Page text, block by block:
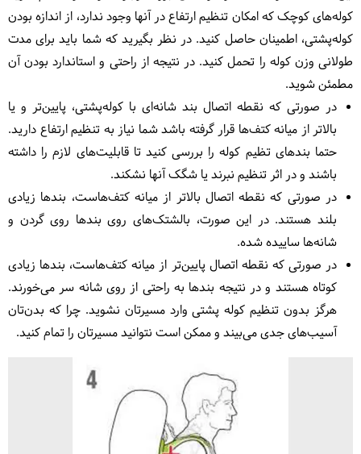
کوله‌های کوچک که امکان تنظیم ارتفاع در آنها وجود ندارد، از اندازه بودن
کوله‌پشتی، اطمینان حاصل کنید. در نظر بگیرید که شما باید برای مدت
طولانی وزن کوله را تحمل کنید. در نتیجه از راحتی و استاندارد بودن آن
مطمئن شوید.
در صورتی که نقطه اتصال بند شانه‌ای با کوله‌پشتی، پایین‌تر و یا
بالاتر از میانه کتف‌ها قرار گرفته باشد شما نیاز به تنظیم ارتفاع دارید.
حتما بندهای تظیم کوله را بررسی کنید تا قابلیت‌های لازم را داشته
باشند و در اثر تنظیم نبرند یا شگک آنها نشکند.
در صورتی که نقطه اتصال بالاتر از میانه کتف‌هاست، بندها زیادی
بلند هستند. در این صورت، بالشتک‌های روی بندها روی گردن و
شانه‌ها ساییده شده.
در صورتی که نقطه اتصال پایین‌تر از میانه کتف‌هاست، بندها زیادی
کوتاه هستند و در نتیجه بندها به راحتی از روی شانه سر می‌خورند.
هرگز بدون تنظیم کوله پشتی وارد مسیرتان نشوید. چرا که بدن‌تان
آسیب‌های جدی می‌بیند و ممکن است نتوانید مسیرتان را تمام کنید.